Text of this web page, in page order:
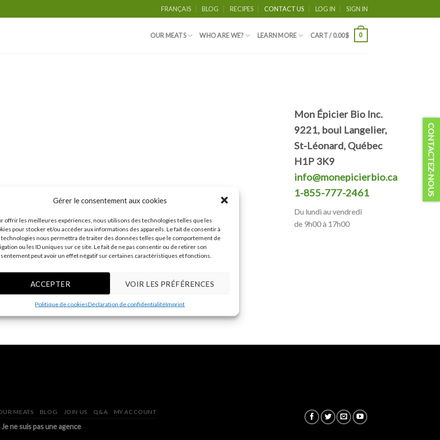
Gérer le consentement aux cookies
offrir les meilleures expériences, nous utilisons des technologies telles que les
pour stocker et/ou accéder aux informations des appareils. Le fait de consentir à
technologies nous permettra de traiter des données telles que le comportement de
ou les ID uniques sur ce site. Le fait de ne pas consentir ou de retirer son
peut avoir un effet négatif sur certaines caractéristiques et fonctions.
ACCEPTER VOIR LES PRÉFÉRENCES
Politique de cookiesDéclaration de confidentialitéImprint
FRANÇAIS BLOG RECIPES CONTACT US LOG IN SIGN IN
OUR MEATS WHO ARE WE? LEARN MORE CART /0.00$ 0
Mon Épicier Bio Inc.
9221, boul Langelier,
St-Léonard, Québec
H1P 3K9
info@monepicierbio.ca
1-855-777-2461
Du lundi au vendredi
de 9h00 à 17h00
MEATS BLOG JOIN US Q&A MY ACCOUNT
Je ne suis pas une agence
CONTACTEZ-NOUS